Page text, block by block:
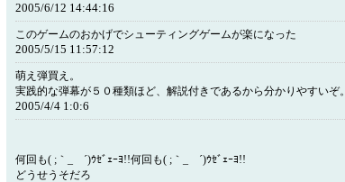
2005/6/12 14:44:16
このゲームのおかげでシューティングゲームが楽になった
2005/5/15 11:57:12
萌え弾買え。
実践的な弾幕が５０種類ほど、解説付きであるから分かりやすいぞ。
2005/4/4 1:0:6
何回も( ;｀_ゝ´)ｳｾﾞｪｰﾖ!!何回も( ;｀_ゝ´)ｳｾﾞｪｰﾖ!!
どうせうそだろ